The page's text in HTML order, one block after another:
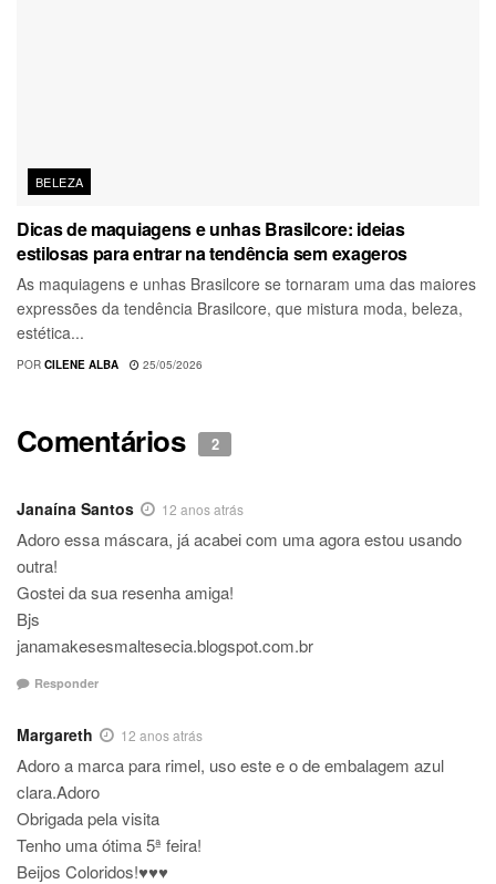
BELEZA
Dicas de maquiagens e unhas Brasilcore: ideias
estilosas para entrar na tendência sem exageros
As maquiagens e unhas Brasilcore se tornaram uma das maiores
expressões da tendência Brasilcore, que mistura moda, beleza,
estética...
POR CILENE ALBA 25/05/2026
Comentários 2
Janaína Santos 12 anos atrás
Adoro essa máscara, já acabei com uma agora estou usando
outra!
Gostei da sua resenha amiga!
Bjs
janamakesesmaltesecia.blogspot.com.br
Responder
Margareth 12 anos atrás
Adoro a marca para rimel, uso este e o de embalagem azul
clara.Adoro
Obrigada pela visita
Tenho uma ótima 5ª feira!
Beijos Coloridos!♥♥♥